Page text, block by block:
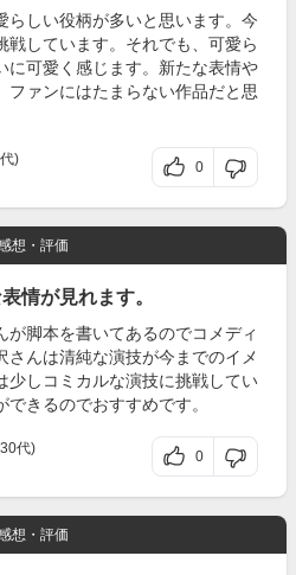
らしい役柄が多いと思います。今
戦しています。それでも、可愛ら
に可愛く感じます。新たな表情や
ファンにはたまらない作品だと思
)
0
想・評価
情が見れます。
が脚本を書いてあるのでコメディ
さんは清純な演技が今までのイメ
少しコミカルな演技に挑戦してい
きるのでおすすめです。
代)
0
想・評価